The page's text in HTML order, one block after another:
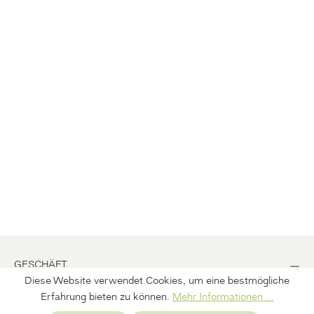
GESCHÄFT
BÜRO
Diese Website verwendet Cookies, um eine bestmögliche
Erfahrung bieten zu können. Mehr Informationen ...